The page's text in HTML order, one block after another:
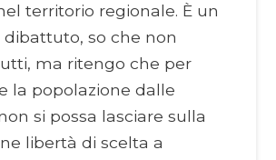
territorio regionale. È un
so che non
ma ritengo che per
la popolazione dalle
si possa lasciare sulla
libertà di scelta a